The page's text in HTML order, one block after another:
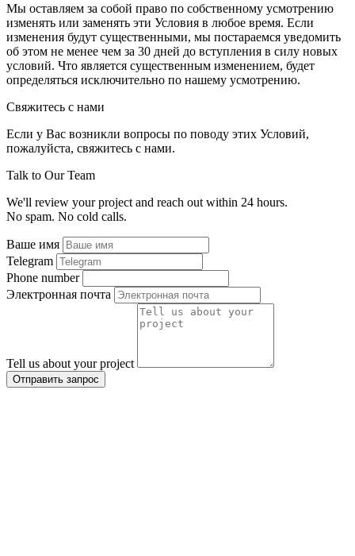
Мы оставляем за собой право по собственному усмотрению
изменять или заменять эти Условия в любое время. Если
изменения будут существенными, мы постараемся уведомить
об этом не менее чем за 30 дней до вступления в силу новых
условий. Что является существенным изменением, будет
определяться исключительно по нашему усмотрению.
Свяжитесь с нами
Если у Вас возникли вопросы по поводу этих Условий,
пожалуйста, свяжитесь с нами.
Talk to Our Team
We'll review your project and reach out within 24 hours.
No spam. No cold calls.
Ваше имя
Telegram
Phone number
Электронная почта
Tell us about your project
Отправить запрос